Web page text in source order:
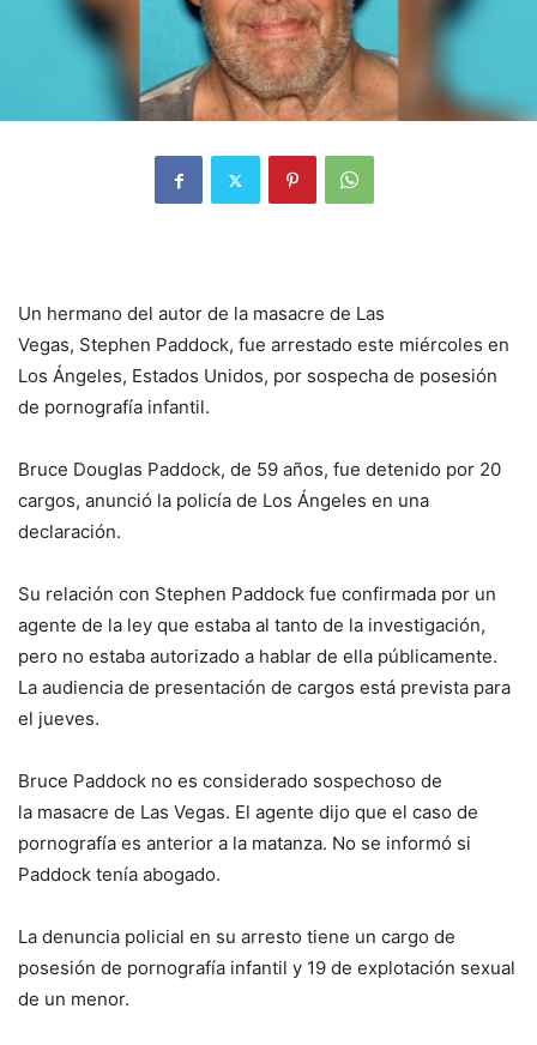
Un hermano del autor de la masacre de Las
Vegas, Stephen Paddock, fue arrestado este miércoles en
Los Ángeles, Estados Unidos, por sospecha de posesión
de pornografía infantil.
Bruce Douglas Paddock, de 59 años, fue detenido por 20
cargos, anunció la policía de Los Ángeles en una
declaración.
Su relación con Stephen Paddock fue confirmada por un
agente de la ley que estaba al tanto de la investigación,
pero no estaba autorizado a hablar de ella públicamente.
La audiencia de presentación de cargos está prevista para
el jueves.
Bruce Paddock no es considerado sospechoso de
la masacre de Las Vegas. El agente dijo que el caso de
pornografía es anterior a la matanza. No se informó si
Paddock tenía abogado.
La denuncia policial en su arresto tiene un cargo de
posesión de pornografía infantil y 19 de explotación sexual
de un menor.